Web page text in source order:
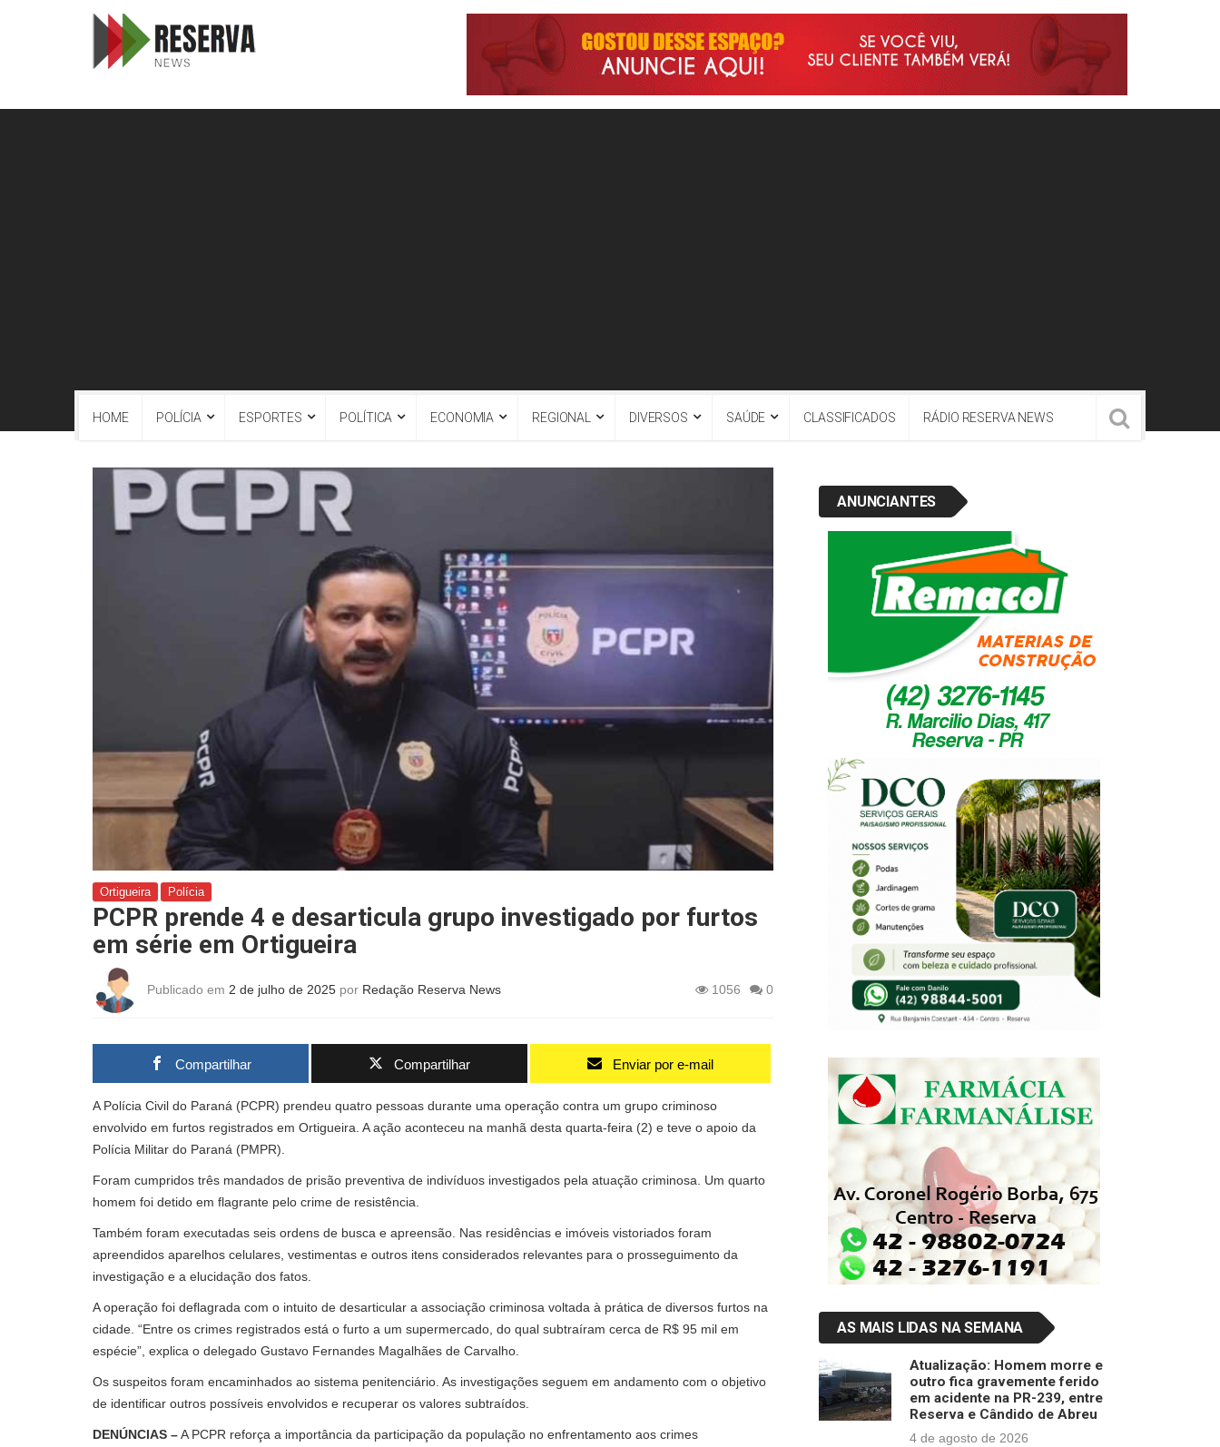
HOME POLÍCIA ESPORTES POLÍTICA ECONOMIA REGIONAL DIVERSOS SAÚDE CLASSIFICADOS RÁDIO RESERVA NEWS
Ortigueira Polícia
PCPR prende 4 e desarticula grupo investigado por furtos
em série em Ortigueira
Publicado em 2 de julho de 2025 por Redação Reserva News 1056 0
Compartilhar Compartilhar Enviar por e-mail
A Polícia Civil do Paraná (PCPR) prendeu quatro pessoas durante uma operação contra um grupo criminoso
envolvido em furtos registrados em Ortigueira. A ação aconteceu na manhã desta quarta-feira (2) e teve o apoio da
Polícia Militar do Paraná (PMPR).
Foram cumpridos três mandados de prisão preventiva de indivíduos investigados pela atuação criminosa. Um quarto
homem foi detido em flagrante pelo crime de resistência.
Também foram executadas seis ordens de busca e apreensão. Nas residências e imóveis vistoriados foram
apreendidos aparelhos celulares, vestimentas e outros itens considerados relevantes para o prosseguimento da
investigação e a elucidação dos fatos.
A operação foi deflagrada com o intuito de desarticular a associação criminosa voltada à prática de diversos furtos na
cidade. “Entre os crimes registrados está o furto a um supermercado, do qual subtraíram cerca de R$ 95 mil em
espécie”, explica o delegado Gustavo Fernandes Magalhães de Carvalho.
Os suspeitos foram encaminhados ao sistema penitenciário. As investigações seguem em andamento com o objetivo
de identificar outros possíveis envolvidos e recuperar os valores subtraídos.
DENÚNCIAS –A PCPR reforça a importância da participação da população no enfrentamento aos crimes
ANUNCIANTES
AS MAIS LIDAS NA SEMANA
Atualização: Homem morre e
outro fica gravemente ferido
em acidente na PR-239, entre
Reserva e Cândido de Abreu
4 de agosto de 2026